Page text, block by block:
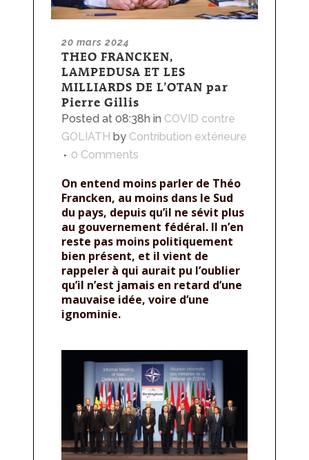
20 mars 2024
THEO FRANCKEN,
LAMPEDUSA ET LES
MILLIARDS DE L’OTAN par
Pierre Gillis
Posted at 08:38h in COVID contre
GOLIATH by Contribution extérieure
0 Comments
On entend moins parler de Théo
Francken, au moins dans le Sud
du pays, depuis qu’il ne sévit plus
au gouvernement fédéral. Il n’en
reste pas moins politiquement
bien présent, et il vient de
rappeler à qui aurait pu l’oublier
qu’il n’est jamais en retard d’une
mauvaise idée, voire d’une
ignominie.